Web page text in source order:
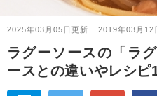
2025年03月05日更新 2019年03月12
ラグーソースの「ラ
ースとの違いやレシピ